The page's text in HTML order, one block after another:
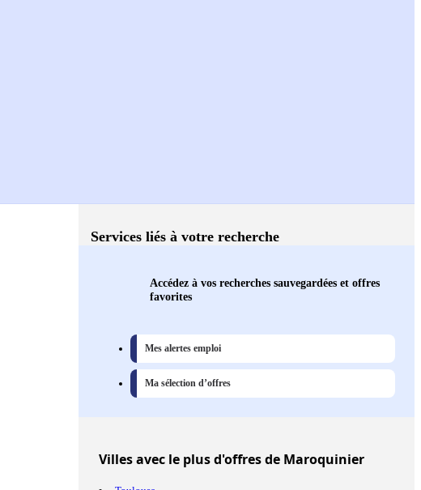
Services liés à votre recherche
Accédez à vos recherches sauvegardées et offres
favorites
Mes alertes emploi
Ma sélection d’offres
Villesavec le plus d'offres de Maroquinier